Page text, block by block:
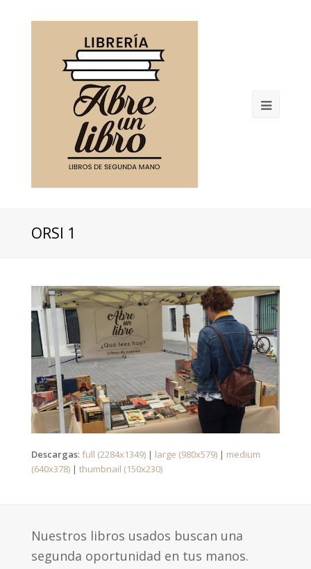
Open
ORSI 1
Descargas: full (2284x1349)| large (980x579)| medium
(640x378)| thumbnail (150x230)
Nuestros libros usados buscan una
segunda oportunidad en tus manos.